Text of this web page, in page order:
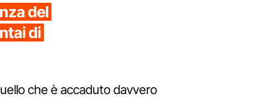
del
di
che è accaduto davvero